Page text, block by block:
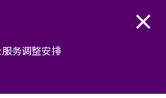
务调整安排